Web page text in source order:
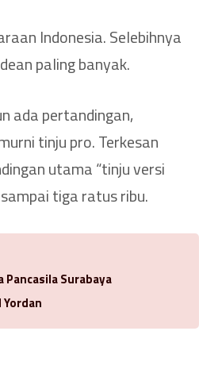
Indonesia. Selebihnya
paling banyak.
ada pertandingan,
tinju pro. Terkesan
utama “tinju versi
tiga ratus ribu.
Surabaya